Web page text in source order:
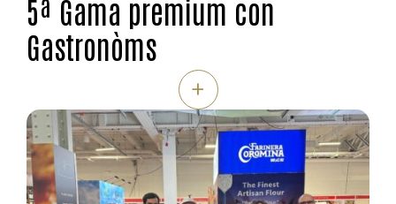
5ª Gama premium con
Gastronòms
+